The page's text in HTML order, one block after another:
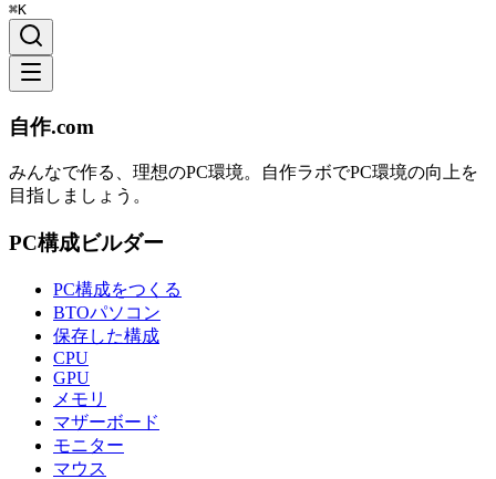
⌘K
自作.com
みんなで作る、理想のPC環境。 自作ラボでPC環境の向上を
目指しましょう。
PC構成ビルダー
PC構成をつくる
BTOパソコン
保存した構成
CPU
GPU
メモリ
マザーボード
モニター
マウス